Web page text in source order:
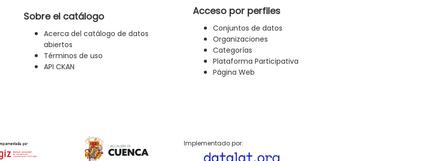
Sobre el catálogo
Acerca del catálogo de datos
abiertos
Términos de uso
API CKAN
Acceso por perfiles
Conjuntos de datos
Organizaciones
Categorías
Plataforma Participativa
Página Web
Implementado por: